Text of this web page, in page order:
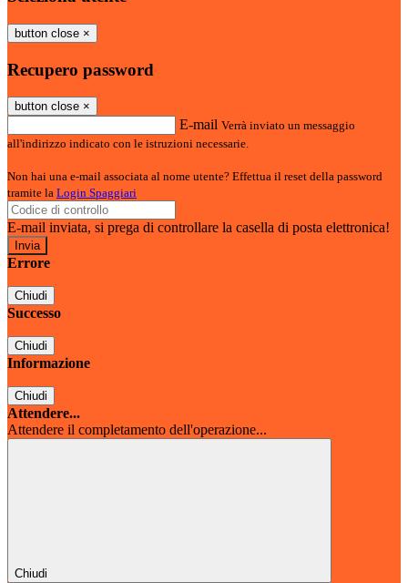
button close ×
Recupero password
button close ×
E-mail Verrà inviato un messaggio
all'indirizzo indicato con le istruzioni necessarie.
Non hai una e-mail associata al nome utente? Effettua il reset della password
tramite la Login Spaggiari
E-mail inviata, si prega di controllare la casella di posta elettronica!
Errore
Chiudi
Successo
Chiudi
Informazione
Chiudi
Attendere...
Attendere il completamento dell'operazione...
Chiudi